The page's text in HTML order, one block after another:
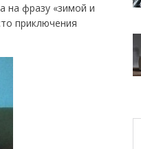
на фразу «зимой и
приключения